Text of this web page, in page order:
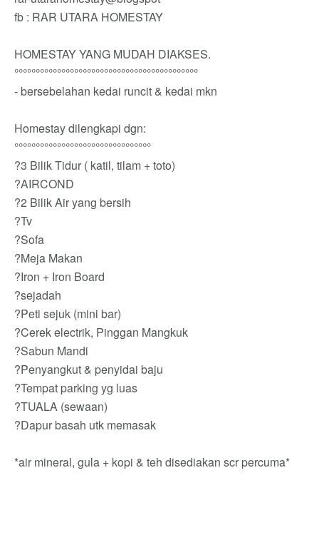
fb : RAR UTARA HOMESTAY
HOMESTAY YANG MUDAH DIAKSES.
°°°°°°°°°°°°°°°°°°°°°°°°°°°°°°°°°°°°°°°°°°°
- bersebelahan kedai runcit & kedai mkn
Homestay dilengkapi dgn:
°°°°°°°°°°°°°°°°°°°°°°°°°°°°°°°°
?3 Bilik Tidur ( katil, tilam + toto)
?AIRCOND
?2 Bilik Air yang bersih
?Tv
?Sofa
?Meja Makan
?Iron + Iron Board
?sejadah
?Peti sejuk (mini bar)
?Cerek electrik, Pinggan Mangkuk
?Sabun Mandi
?Penyangkut & penyidai baju
?Tempat parking yg luas
?TUALA (sewaan)
?Dapur basah utk memasak
*air mineral, gula + kopi & teh disediakan scr percuma*